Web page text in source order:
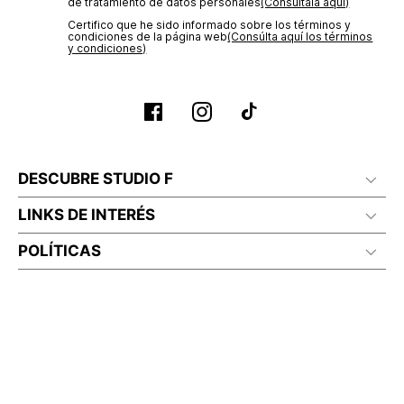
Certifico que he sido informado sobre los términos y
condiciones de la página web‎(Consúlta aquí los términos
y condiciones)
DESCUBRE STUDIO F
LINKS DE INTERÉS
POLÍTICAS